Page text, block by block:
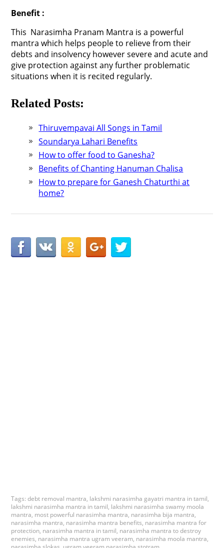
Benefit :
This Narasimha Pranam Mantra is a powerful
mantra which helps people to relieve from their
debts and insolvency however severe and acute and
give protection against any further problematic
situations when it is recited regularly.
Related Posts:
Thiruvempavai All Songs in Tamil
Soundarya Lahari Benefits
How to offer food to Ganesha?
Benefits of Chanting Hanuman Chalisa
How to prepare for Ganesh Chaturthi at
home?
Tags:debt removal mantra, lakshmi narasimha gayatri mantra in tamil,
lakshmi narasimha mantra in tamil, lakshmi narasimha swamy moola
mantra, most powerful narasimha mantra, narasimha bija mantra,
narasimha mantra, narasimha mantra benefits, narasimha mantra for
protection, narasimha mantra in tamil, narasimha mantra to destroy
enemies, narasimha mantra ugram veeram, narasimha moola mantra,